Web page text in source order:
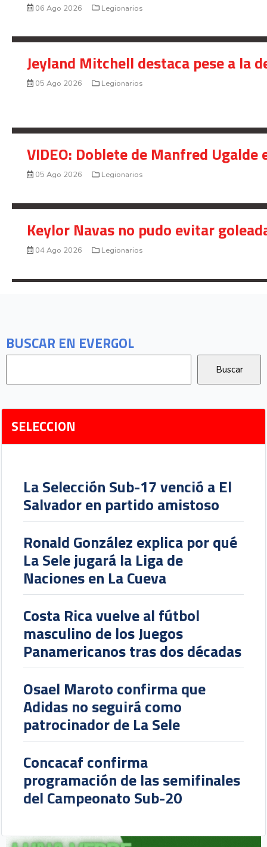
BUSCAR EN EVERGOL
SELECCION
La Selección Sub-17 venció a El
Salvador en partido amistoso
Ronald González explica por qué
La Sele jugará la Liga de
Naciones en La Cueva
Costa Rica vuelve al fútbol
masculino de los Juegos
Panamericanos tras dos décadas
Osael Maroto confirma que
Adidas no seguirá como
patrocinador de La Sele
Concacaf confirma
programación de las semifinales
del Campeonato Sub-20
06 Ago 2026 Legionarios
Jeyland Mitchell destaca pese a la
05 Ago 2026 Legionarios
VIDEO: Doblete de Manfred
05 Ago 2026 Legionarios
Keylor Navas no pudo evitar
04 Ago 2026 Legionarios